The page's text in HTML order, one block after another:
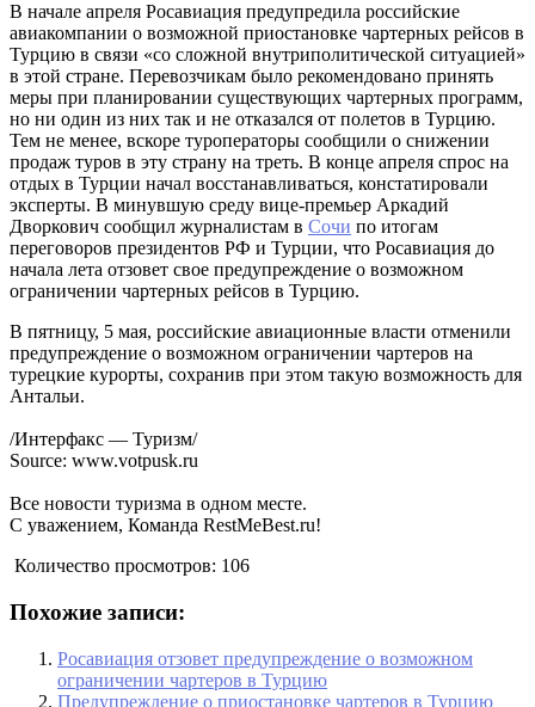
В начале апреля Росавиация предупредила российские
авиакомпании о возможной приостановке чартерных рейсов в
Турцию в связи «со сложной внутриполитической ситуацией»
в этой стране. Перевозчикам было рекомендовано принять
меры при планировании существующих чартерных программ,
но ни один из них так и не отказался от полетов в Турцию.
Тем не менее, вскоре туроператоры сообщили о снижении
продаж туров в эту страну на треть. В конце апреля спрос на
отдых в Турции начал восстанавливаться, констатировали
эксперты. В минувшую среду вице-премьер Аркадий
Дворкович сообщил журналистам в Сочи по итогам
переговоров президентов РФ и Турции, что Росавиация до
начала лета отзовет свое предупреждение о возможном
ограничении чартерных рейсов в Турцию.
В пятницу, 5 мая, российские авиационные власти отменили
предупреждение о возможном ограничении чартеров на
турецкие курорты, сохранив при этом такую возможность для
Антальи.
/Интерфакс — Туризм/
Source: www.votpusk.ru
Все новости туризма в одном месте.
С уважением, Команда RestMeBest.ru!
Количество просмотров: 106
Похожие записи:
Росавиация отзовет предупреждение о возможном
ограничении чартеров в Турцию
Предупреждение о приостановке чартеров в Турцию